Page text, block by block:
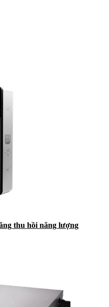
thu hồi năng lượng